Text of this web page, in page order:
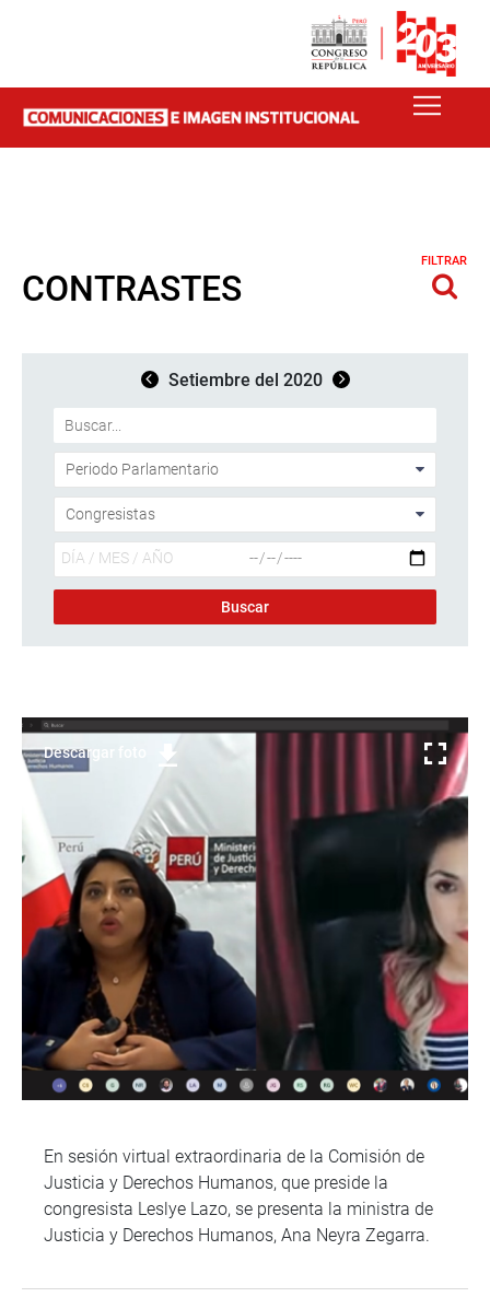
CONTRASTES
FILTRAR
Setiembre del 2020
Descargar foto
En sesión virtual extraordinaria de la Comisión de
Justicia y Derechos Humanos, que preside la
congresista Leslye Lazo, se presenta la ministra de
Justicia y Derechos Humanos, Ana Neyra Zegarra.